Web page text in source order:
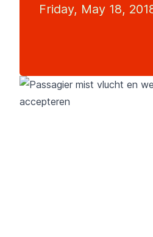
Friday, May 18,